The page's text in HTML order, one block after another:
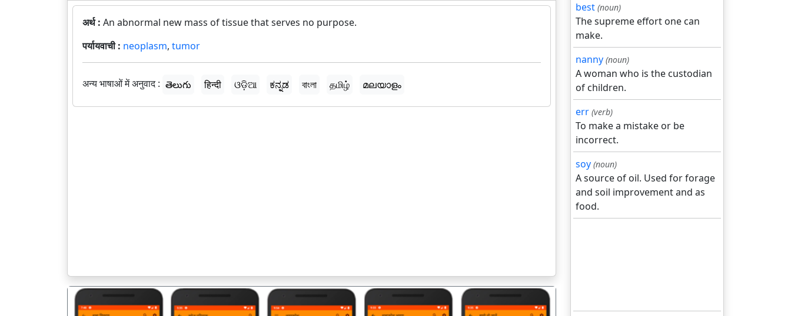
अर्थ : An abnormal new mass of tissue that serves no purpose.
पर्यायवाची : neoplasm, tumor
अन्य भाषाओं में अनुवाद : తెలుగు हिन्दी ଓଡ଼ିଆ ಕನ್ನಡ বাংলা தமிழ் മലയാളം
best (noun)
The supreme effort one can
make.
nanny (noun)
A woman who is the custodian
of children.
err (verb)
To make a mistake or be
incorrect.
soy (noun)
A source of oil. Used for forage
and soil improvement and as
food.